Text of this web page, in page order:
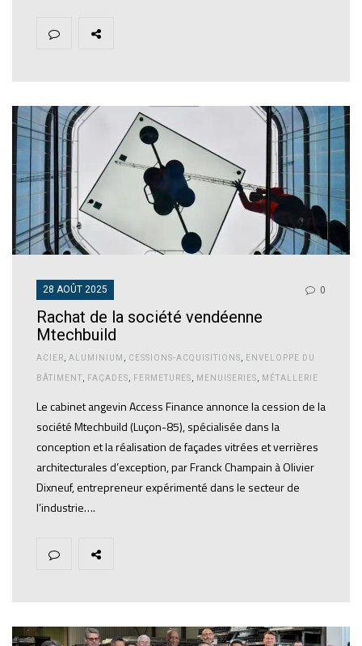
28 AOÛT 2025 0
Rachat de la société vendéenne
Mtechbuild
ACIER ALUMINIUM CESSIONS-ACQUISITIONS ENVELOPPE DU
BÂTIMENT FAÇADES FERMETURES MENUISERIES MÉTALLERIE
Le cabinet angevin Access Finance annonce la cession de la
société Mtechbuild (Luçon-85), spécialisée dans la
conception et la réalisation de façades vitrées et verrières
architecturales d’exception, par Franck Champain à Olivier
Dixneuf, entrepreneur expérimenté dans le secteur de
l’industrie….